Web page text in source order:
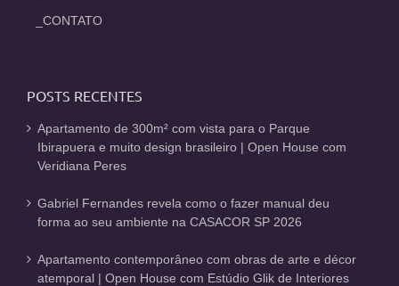
_CONTATO
POSTS RECENTES
Apartamento de 300m² com vista para o Parque
Ibirapuera e muito design brasileiro | Open House com
Veridiana Peres
Gabriel Fernandes revela como o fazer manual deu
forma ao seu ambiente na CASACOR SP 2026
Apartamento contemporâneo com obras de arte e décor
atemporal | Open House com Estúdio Glik de Interiores